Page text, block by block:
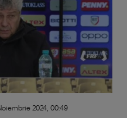
2024, 00:49